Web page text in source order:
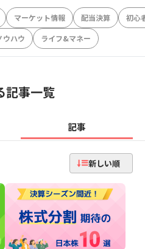
マーケット情報 配当決算
初心
ウハウ ライフ&マネー
記事一覧
記事
新しい順